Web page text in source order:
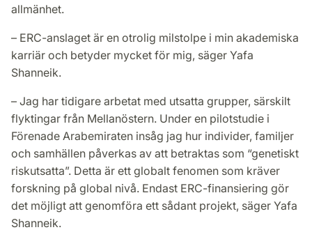
allmänhet.
– ERC-anslaget är en otrolig milstolpe i min akademiska
karriär och betyder mycket för mig, säger Yafa
Shanneik.
– Jag har tidigare arbetat med utsatta grupper, särskilt
flyktingar från Mellanöstern. Under en pilotstudie i
Förenade Arabemiraten insåg jag hur individer, familjer
och samhällen påverkas av att betraktas som “genetiskt
riskutsatta”. Detta är ett globalt fenomen som kräver
forskning på global nivå. Endast ERC-finansiering gör
det möjligt att genomföra ett sådant projekt, säger Yafa
Shanneik.